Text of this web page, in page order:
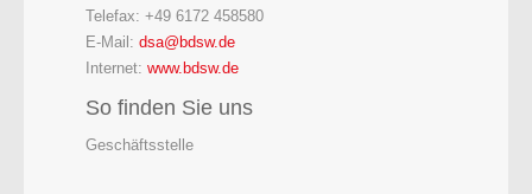
Telefax: +49 6172 458580
E-Mail: dsa@bdsw.de
Internet: www.bdsw.de
So finden Sie uns
Geschäftsstelle